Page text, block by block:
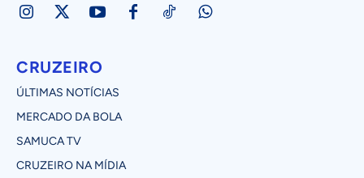
CRUZEIRO
ÚLTIMAS NOTÍCIAS
MERCADO DA BOLA
SAMUCA TV
CRUZEIRO NA MÍDIA